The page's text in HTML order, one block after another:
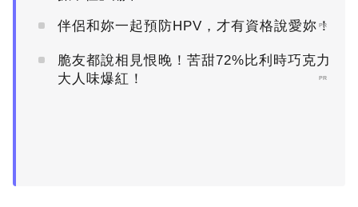
伴侶和妳一起預防HPV，才有資格說愛妳！
PR
脆友都說相見恨晚！苦甜72%比利時巧克力
大人味爆紅！
PR